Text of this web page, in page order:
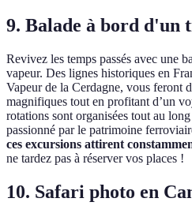
9. Balade à bord d'un
Revivez les temps passés avec une
vapeur. Des lignes historiques en
Vapeur de la Cerdagne, vous feront
magnifiques tout en profitant d’un
rotations sont organisées tout au
passionné par le patrimoine
ces excursions attirent
ne tardez pas à réserver vos places !
10. Safari photo en